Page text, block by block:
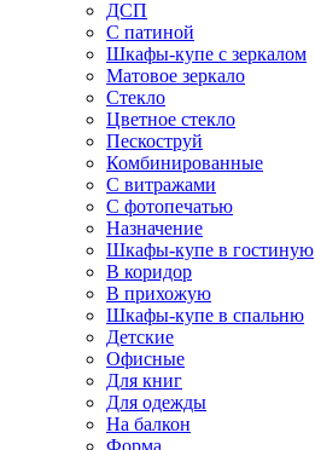
ДСП
С патиной
Шкафы-купе с зеркалом
Матовое зеркало
Стекло
Цветное стекло
Пескоструй
Комбинированные
С витражами
С фотопечатью
Назначение
Шкафы-купе в гостиную
В коридор
В прихожую
Шкафы-купе в спальню
Детские
Офисные
Для книг
Для одежды
На балкон
Форма